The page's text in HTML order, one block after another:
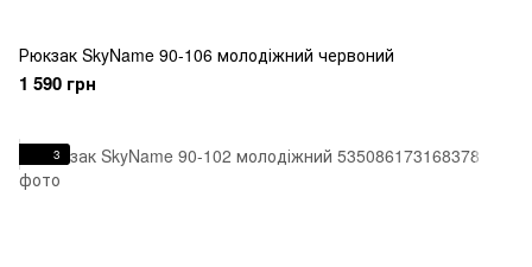
Рюкзак SkyName 90-106 молодіжний червоний
1 590 грн
3